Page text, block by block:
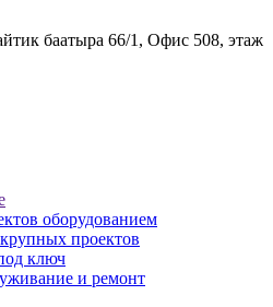
баатыра 66/1, Офис 508, этаж
оборудованием
проектов
ключ
и ремонт